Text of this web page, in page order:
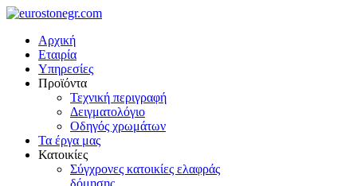
Αρχική
Εταιρία
Υπηρεσίες
Προϊόντα
Τεχνική περιγραφή
Δειγματολόγιο
Οδηγός χρωμάτων
Τα έργα μας
Κατοικίες
Σύγχρονες κατοικίες ελαφράς
δόμησης